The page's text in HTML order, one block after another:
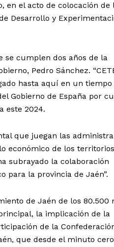
en el acto de colocación de
Desarrollo y
se cumplen dos años de la
Pedro Sánchez.
hasta aquí en un tiempo
Gobierno de España por
este 2024.
que juegan las
económico de los
subrayado la colaboración
para la provincia de Jaén”.
de Jaén de los 80.500
la implicación de la
de la
que desde el minuto